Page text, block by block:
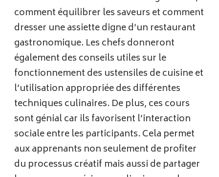
comment équilibrer les saveurs et comment
dresser une assiette digne d’un restaurant
gastronomique. Les chefs donneront
également des conseils utiles sur le
fonctionnement des ustensiles de cuisine et
l’utilisation appropriée des différentes
techniques culinaires. De plus, ces cours
sont génial car ils favorisent l’interaction
sociale entre les participants. Cela permet
aux apprenants non seulement de profiter
du processus créatif mais aussi de partager